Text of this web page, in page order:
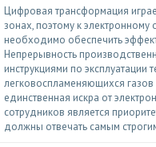
Цифровая трансформация
зонах, поэтому к
необходимо обеспечить
Непрерывность
инструкциями по
легковоспламеняющихся
единственная искра от
сотрудников является
должны отвечать самым